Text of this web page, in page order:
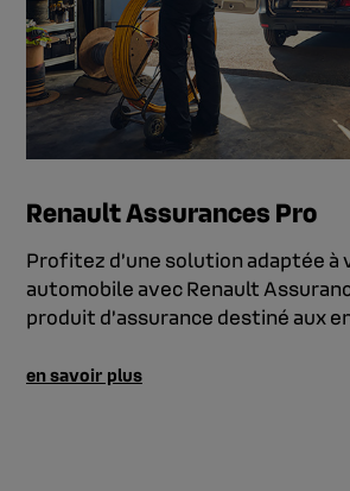
Renault Assurances Pro
Profitez d’une solution adaptée à
automobile avec Renault
produit d’assurance destiné aux
en savoir plus